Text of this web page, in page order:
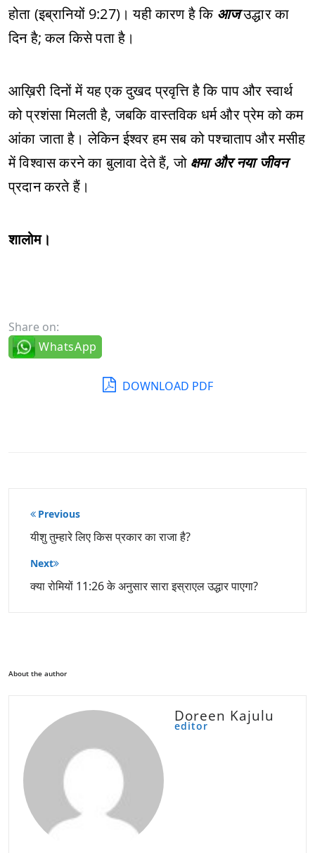
होता (इब्रानियों 9:27)। यही कारण है कि आजउद्धार का
दिन है; कल किसे पता है।
आख़िरी दिनों में यह एक दुखद प्रवृत्ति है कि पाप और स्वार्थ
को प्रशंसा मिलती है, जबकि वास्तविक धर्म और प्रेम को कम
आंका जाता है। लेकिन ईश्वर हम सब को पश्चाताप और मसीह
में विश्वास करने का बुलावा देते हैं, जो क्षमा और नया जीवन
प्रदान करते हैं।
शालोम।
Share on:
WhatsApp
DOWNLOAD PDF
पोस्ट
नेविगेशन
Previous
यीशु तुम्हारे लिए किस प्रकार का राजा है?
Next
क्या रोमियों 11:26 के अनुसार सारा इस्राएल उद्धार पाएगा?
About the author
Doreen Kajulu
editor